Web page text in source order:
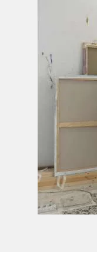
2025
2025
FRISE,
Kultur- und
Behörde f.
2025
Cusanuswerk
2024
Kunstpreises
2024
Universität